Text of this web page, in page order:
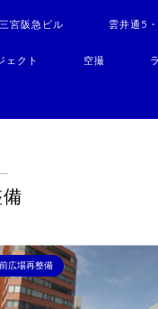
宮阪急ビル 雲井通5
ェクト 空撮
広場再整備